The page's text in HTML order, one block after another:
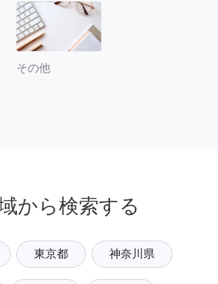
その他
から検索する
東京都 神奈川県